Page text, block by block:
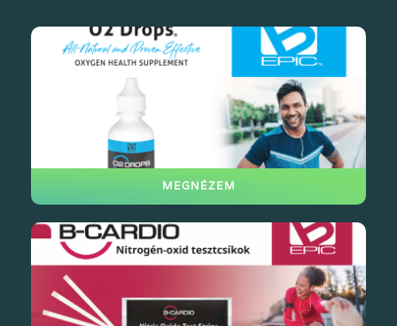
MEGNÉZEM